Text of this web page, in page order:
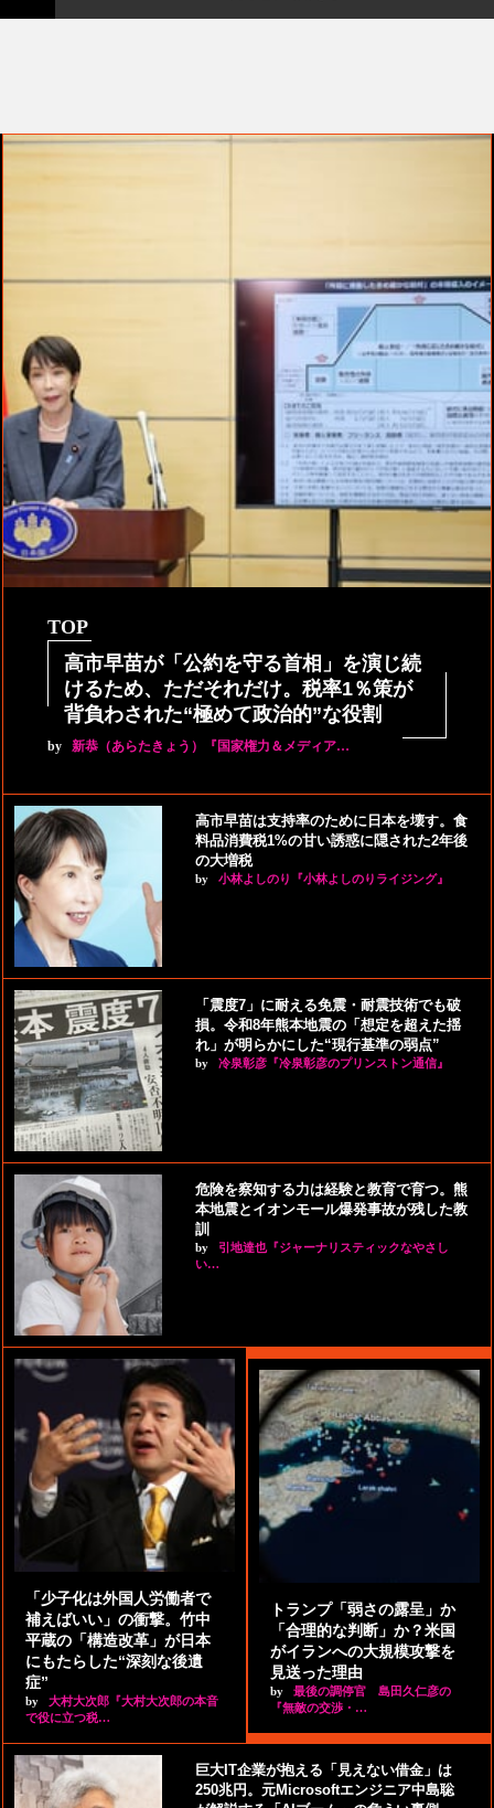
TOP
高市早苗が「公約を守る首相」を演じ続
けるため、ただそれだけ。税率1％策が
背負わされた“極めて政治的”な役割
by 新恭（あらたきょう）『国家権力＆メディア…
高市早苗は支持率のために日本を壊す。食
料品消費税1%の甘い誘惑に隠された2年後
の大増税
by 小林よしのり『小林よしのりライジング』
「震度7」に耐える免震・耐震技術でも破
損。令和8年熊本地震の「想定を超えた揺
れ」が明らかにした“現行基準の弱点”
by 冷泉彰彦『冷泉彰彦のプリンストン通信』
危険を察知する力は経験と教育で育つ。熊
本地震とイオンモール爆発事故が残した教
訓
by
引地達也『ジャーナリスティックなやさし
い…
「少子化は外国人労働者で
補えばいい」の衝撃。竹中
平蔵の「構造改革」が日本
にもたらした“深刻な後遺
症”
by
大村大次郎『大村大次郎の本音
で役に立つ税…
トランプ「弱さの露呈」か
「合理的な判断」か？米国
がイランへの大規模攻撃を
見送った理由
by
最後の調停官 島田久仁彦の
『無敵の交渉・…
巨大IT企業が抱える「見えない借金」は
250兆円。元Microsoftエンジニア中島聡